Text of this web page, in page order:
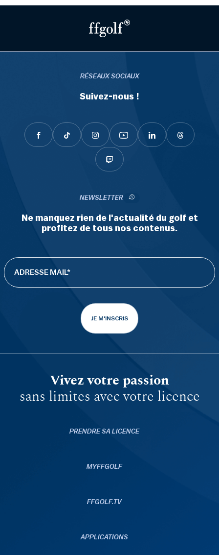
RÉSEAUX SOCIAUX
Suivez-nous !
NEWSLETTER
Ne manquez rien de l'actualité du golf et
profitez de tous nos contenus.
JE M'INSCRIS
Vivez votre passion
sans limites avec votre licence
PRENDRE SA LICENCE
MYFFGOLF
FFGOLF.TV
APPLICATIONS